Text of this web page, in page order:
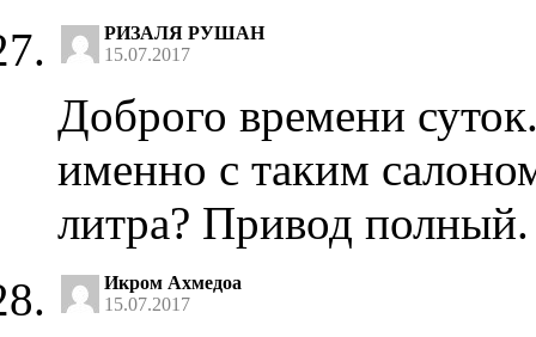
РИЗАЛЯ РУШАН
15.07.2017
Доброго времени
именно с таким
литра? Привод полный.
Икром Ахмедоа
15.07.2017